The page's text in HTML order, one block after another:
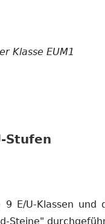
Klasse EUM1
Stufen
E/U-Klassen und
Steine"